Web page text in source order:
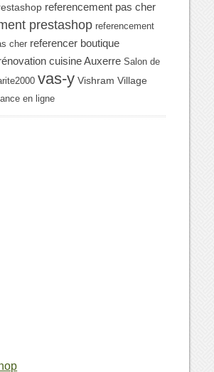
referencement pas cher
prestashop referencement
cher referencer boutique
cuisine Auxerre Salon de
vas-y Vishram Village
en ligne